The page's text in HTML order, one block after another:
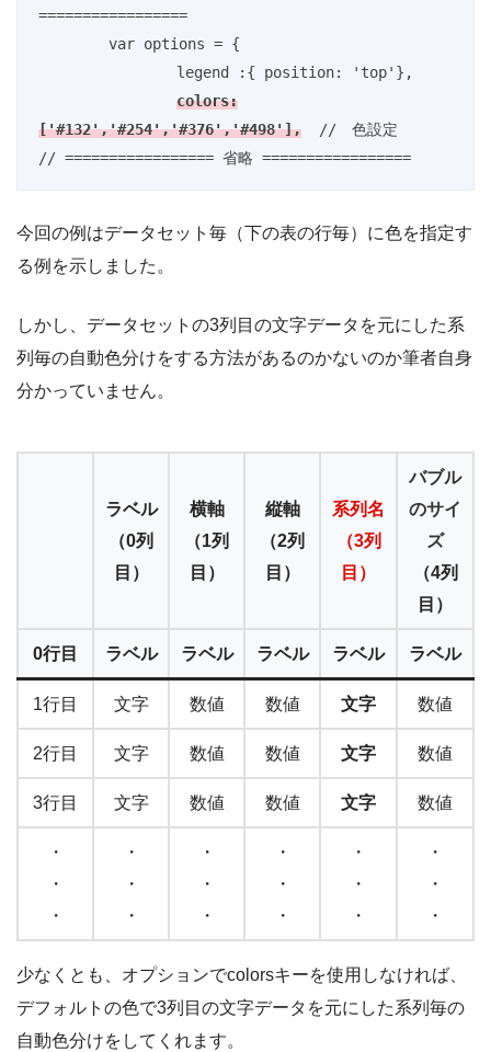
=================
legend :{ position: 'top'},
colors:
['#132','#254','#376','#498'],
  //　色設定
// ================= 省略 =================
今回の例はデータセット毎（下の表の行毎）に色を指定す
る例を示しました。
しかし、データセットの3列目の文字データを元にした系
列毎の自動色分けをする方法があるのかないのか筆者自身
分かっていません。
ラベル
（0列
目）
横軸
（1列
目）
縦軸
（2列
目）
系列名
（3列
目）
バブル
のサイ
ズ
（4列
目）
0行目 ラベル ラベル ラベル ラベル ラベル
1行目 文字 数値 数値 文字 数値
2行目 文字 数値 数値 文字 数値
3行目 文字 数値 数値 文字 数値
・
・
・
・
・
・
・
・
・
・
・
・
・
・
・
・
・
・
少なくとも、オプションでcolorsキーを使用しなければ、
デフォルトの色で3列目の文字データを元にした系列毎の
自動色分けをしてくれます。